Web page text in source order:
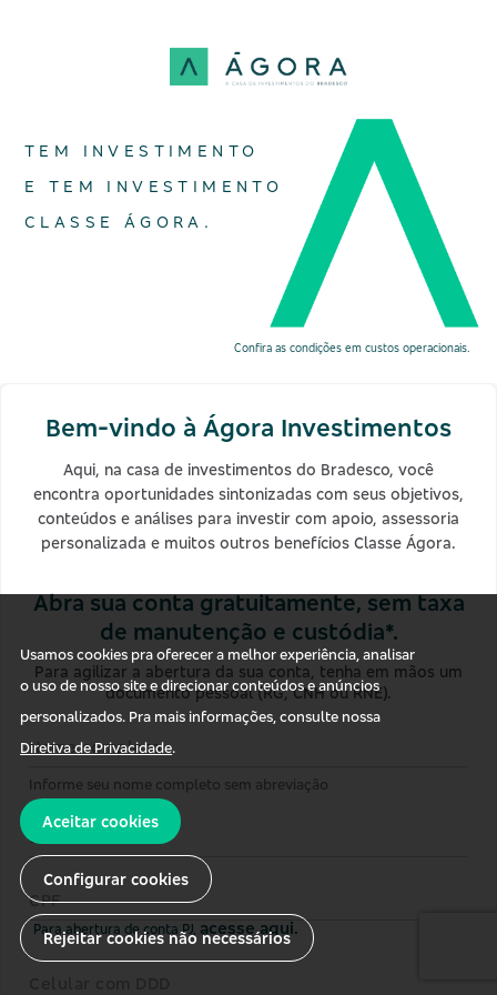
TEM INVESTIMENTO
E TEM INVESTIMENTO
CLASSE ÁGORA.
Confira as condições em custos operacionais.
Bem-vindo à Ágora Investimentos
Aqui, na casa de investimentos do Bradesco, você
encontra oportunidades sintonizadas com seus objetivos,
conteúdos e análises para investir com apoio, assessoria
personalizada e muitos outros benefícios Classe Ágora.
Abra sua conta gratuitamente, sem taxa
de manutenção e custódia*.
Para agilizar a abertura da sua conta, tenha em mãos um
documento pessoal (RG, CNH ou RNE).
Nome completo
Informe seu nome completo sem abreviação
E-mail
CPF
Para abertura de conta PJ, acesse aqui.
Usamos cookies pra oferecer a melhor experiência, analisar
o uso de nosso site e direcionar conteúdos e anúncios
personalizados. Pra mais informações, consulte nossa
Diretiva de Privacidade.
Aceitar cookies
Configurar cookies
Rejeitar cookies não necessários